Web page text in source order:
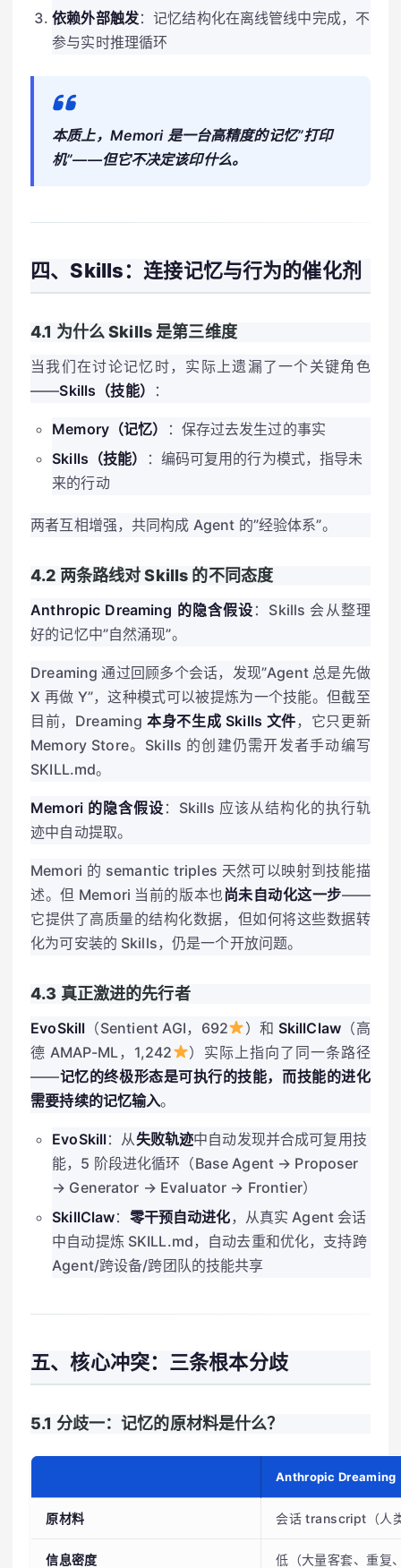
依赖外部触发：记忆结构化在离线管线中完成，不
参与实时推理循环
本质上，Memori 是一台高精度的记忆”打印
机”——但它不决定该印什么。
四、Skills：连接记忆与行为的催化剂
4.1 为什么 Skills 是第三维度
当我们在讨论记忆时，实际上遗漏了一个关键角色
——Skills（技能） ：
Memory（记忆）
：保存过去发生过的事实
Skills（技能）
：编码可复用的行为模式，指导未
来的行动
两者互相增强，共同构成 Agent 的”经验体系”。
4.2 两条路线对 Skills 的不同态度
Anthropic Dreaming 的隐含假设 ：Skills 会从整理
好的记忆中”自然涌现”。
Dreaming 通过回顾多个会话，发现”Agent 总是先做
X 再做 Y”，这种模式可以被提炼为一个技能。但截至
目前，Dreaming 本身不生成 Skills 文件，它只更新
Memory Store。Skills 的创建仍需开发者手动编写
SKILL.md。
Memori 的隐含假设 ：Skills 应该从结构化的执行轨
迹中自动提取。
Memori 的 semantic triples 天然可以映射到技能描
述。但 Memori 当前的版本也 尚未自动化这一步——
它提供了高质量的结构化数据，但如何将这些数据转
化为可安装的 Skills，仍是一个开放问题。
4.3 真正激进的先行者
EvoSkill （Sentient AGI，692 ）和 SkillClaw （高
德 AMAP-ML，1,242
）实际上指向了同一条路径
——记忆的终极形态是可执行的技能，而技能的进化
需要持续的记忆输入。
EvoSkill：从失败轨迹中自动发现并合成可复用技
能，5 阶段进化循环（Base Agent → Proposer
→ Generator → Evaluator → Frontier）
SkillClaw： 零干预自动进化，从真实 Agent 会话
中自动提炼 SKILL.md，自动去重和优化，支持跨
Agent/跨设备/跨团队的技能共享
五、核心冲突：三条根本分歧
5.1 分歧一：记忆的原材料是什么？
Anthropic Dreaming
原材料 会话 transcript（人
信息密度 低（大量客套、重复